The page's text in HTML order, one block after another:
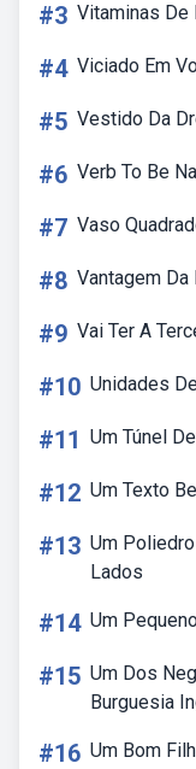
#3 Vitaminas De
#4 Viciado Em
#5 Vestido Da
#6 Verb To Be
#7 Vaso
#8 Vantagem Da
#9 Vai Ter A
#10 Unidades
#11 Um Túnel
#12 Um Texto
#13 Um
Lados
#14 Um
#15 Um Dos
Burguesia
#16 Um Bom